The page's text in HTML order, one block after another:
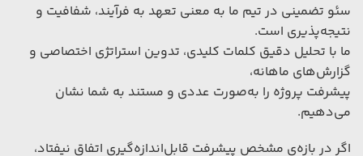
سئو تضمینی در تیم ما به معنی تعهد به فرآیند، شفافیت و
نتیجه‌پذیری است.
ما با تحلیل دقیق کلمات کلیدی، تدوین استراتژی اختصاصی و
گزارش‌های ماهانه،
پیشرفت پروژه را به‌صورت عددی و مستند به شما نشان
می‌دهیم.
اگر در بازه‌ی مشخص پیشرفت قابل‌اندازه‌گیری اتفاق نیفتاد،